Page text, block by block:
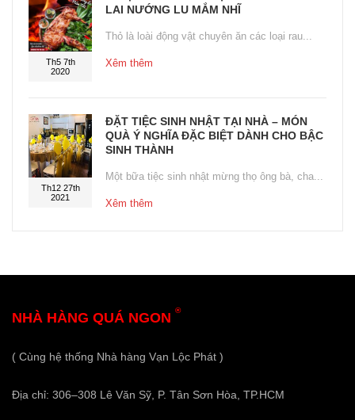
Th5 7th
2020
LAI NƯỚNG LU MẮM NHĨ
Thỏ là loài động vật chuyên ăn các loại rau...
Xêm thêm
Th12 27th
2021
ĐẶT TIỆC SINH NHẬT TẠI NHÀ – MÓN
QUÀ Ý NGHĨA ĐẶC BIỆT DÀNH CHO BẬC
SINH THÀNH
Một bữa tiệc sinh nhật mừng thọ ông bà, cha...
Xêm thêm
NHÀ HÀNG QUÁ NGON ®
( Cùng hệ thống Nhà hàng Vạn Lộc Phát )
Địa chỉ: 306–308 Lê Văn Sỹ, P. Tân Sơn Hòa, TP.HCM